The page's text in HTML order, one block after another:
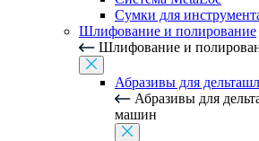
Сумки для
Шлифование и полирование
Шлифование и
Абразивы для
Абразивы для
машин